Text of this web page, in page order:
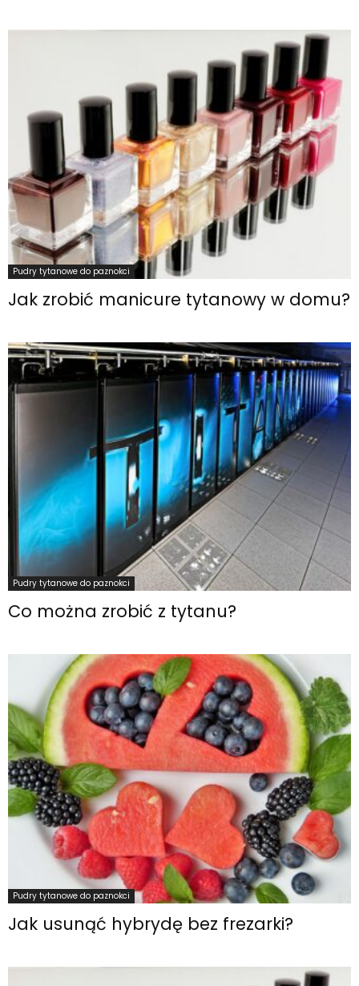
Pudry tytanowe do paznokci
Jak zrobić manicure tytanowy w domu?
Pudry tytanowe do paznokci
Co można zrobić z tytanu?
Pudry tytanowe do paznokci
Jak usunąć hybrydę bez frezarki?